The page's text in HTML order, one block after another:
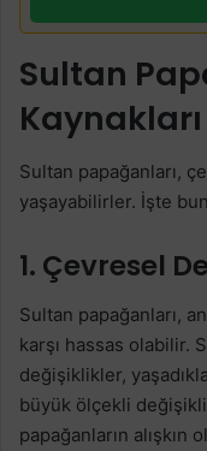
Sultan
Kaynakları
Sultan papağanları,
yaşayabilirler. İşte
1. Çevresel
Sultan papağanları,
karşı hassas olabilir.
değişiklikler,
büyük ölçekli
papağanların